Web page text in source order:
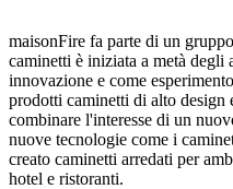
maisonFire fa parte di un
caminetti è iniziata a metà
innovazione e come
prodotti caminetti di alto design
combinare l'interesse di un
nuove tecnologie come i
creato caminetti arredati per
hotel e ristoranti.